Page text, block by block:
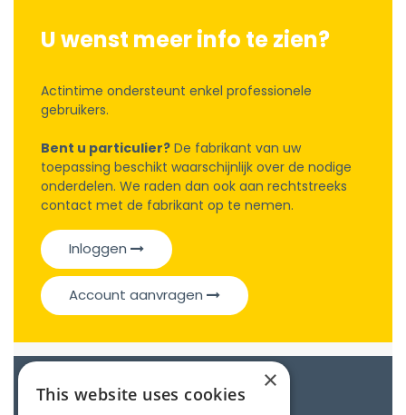
U wenst meer info te zien?
Actintime ondersteunt enkel professionele
gebruikers.
Bent u particulier? De fabrikant van uw
toepassing beschikt waarschijnlijk over de nodige
onderdelen. We raden dan ook aan rechtstreeks
contact met de fabrikant op te nemen.
Inloggen
Account aanvragen
Catalogue
×
This website uses cookies